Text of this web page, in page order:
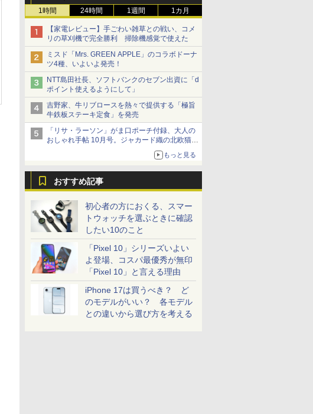
1時間 24時間 1週間 1カ月
【家電レビュー】手ごわい雑草との戦い、コメ
リの草刈機で完全勝利 掃除機感覚で使えた
ミスド「Mrs. GREEN APPLE」のコラボドーナ
ツ4種、いよいよ発売！
NTT島田社長、ソフトバンクのセブン出資に「d
ポイント使えるようにして」
吉野家、牛リブロースを熱々で提供する「極旨
牛鉄板ステーキ定食」を発売
「リサ・ラーソン」がま口ポーチ付録、大人の
おしゃれ手帖 10月号。ジャカード織の北欧猫デ
もっと見る
おすすめ記事
初心者の方におくる、スマー
トウォッチを選ぶときに確認
したい10のこと
「Pixel 10」シリーズいよい
よ登場、コスパ最優秀が無印
「Pixel 10」と言える理由
iPhone 17は買うべき？ ど
のモデルがいい？ 各モデル
との違いから選び方を考える